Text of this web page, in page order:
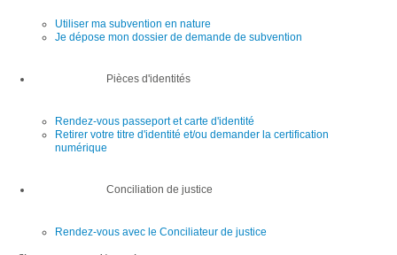
Utiliser ma subvention en nature
Je dépose mon dossier de demande de subvention
Pièces d'identités
Rendez-vous passeport et carte d'identité
Retirer votre titre d'identité et/ou demander la certification
numérique
Conciliation de justice
Rendez-vous avec le Conciliateur de justice